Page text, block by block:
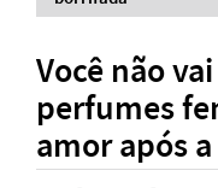
Você não
perfumes
amor após